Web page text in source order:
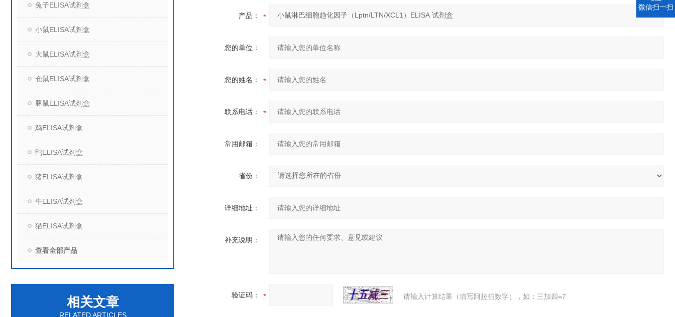
兔子ELISA试剂盒
小鼠ELISA试剂盒
大鼠ELISA试剂盒
仓鼠ELISA试剂盒
豚鼠ELISA试剂盒
鸡ELISA试剂盒
鸭ELISA试剂盒
猪ELISA试剂盒
牛ELISA试剂盒
猫ELISA试剂盒
查看全部产品
相关文章
RELATED ARTICLES
产品：
您的单位：
您的姓名：
联系电话：
常用邮箱：
省份：
详细地址：
补充说明：
验证码： 请输入计算结果（填写阿拉伯数字），如：三加四=7
微信扫一扫